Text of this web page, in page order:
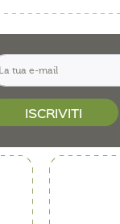
ISCRIVITI